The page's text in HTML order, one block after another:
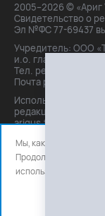
2005–2026 © «Ариг
Свидетельство о
Эл №ФС 77-69437
Учредитель: ООО
и.о. главного
Тел. peдakции:
Почта peдakции:
Использование
редакции. При
arigus.tv
Мы, как и все
Продолжая
использования